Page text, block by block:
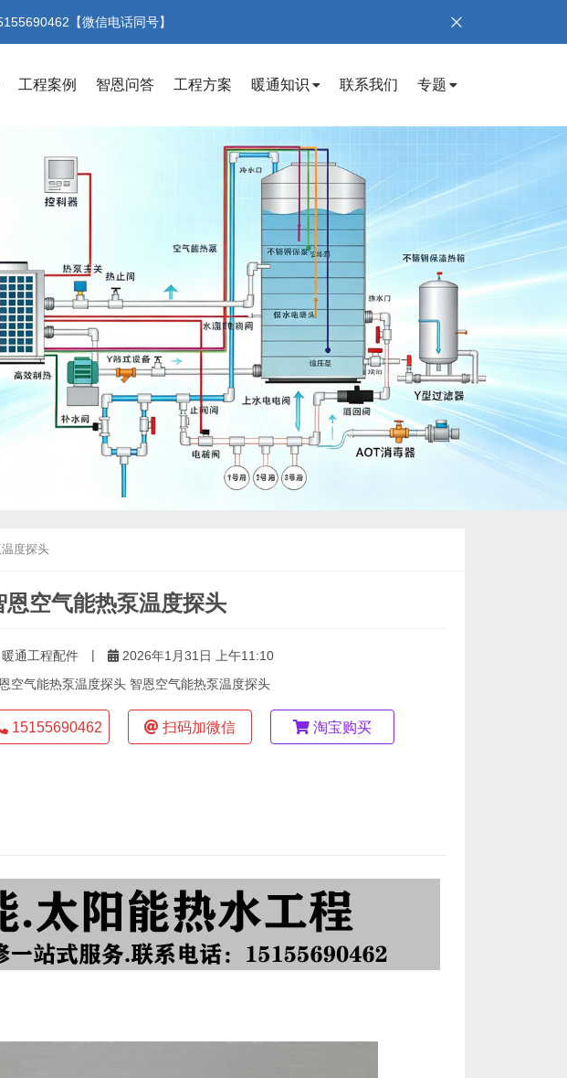
【微信电话同号】
工程案例 智恩问答 工程方案 暖通知识 联系我们 专题
度探头
恩空气能热泵温度探头
暖通工程配件 |
2026年1月31日 上午11:10
空气能热泵温度探头 智恩空气能热泵温度探头
15155690462 扫码加微信 淘宝购买